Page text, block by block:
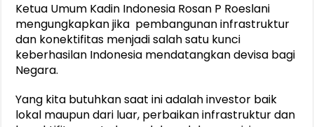
Ketua Umum Kadin Indonesia Rosan P Roeslani
mengungkapkan jika pembangunan infrastruktur
dan konektifitas menjadi salah satu kunci
keberhasilan Indonesia mendatangkan devisa bagi
Negara.
Yang kita butuhkan saat ini adalah investor baik
lokal maupun dari luar, perbaikan infrastruktur dan